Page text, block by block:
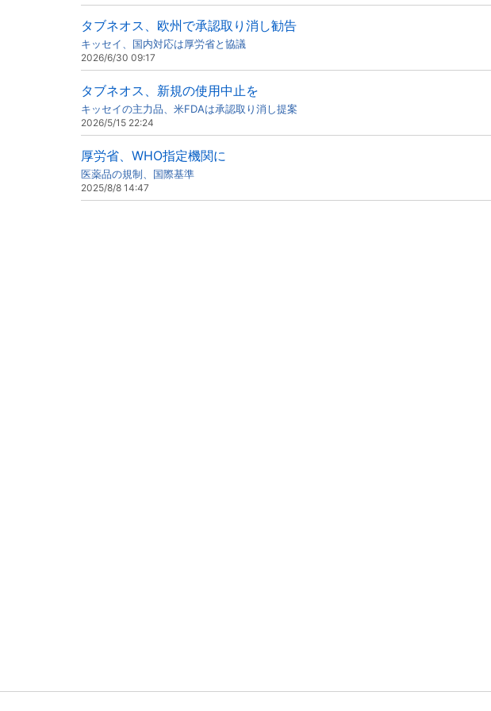
タブネオス、欧州で承認取り消し勧告
キッセイ、国内対応は厚労省と協議
2026/6/30 09:17
タブネオス、新規の使用中止を
キッセイの主力品、米FDAは承認取り消し提案
2026/5/15 22:24
厚労省、WHO指定機関に
医薬品の規制、国際基準
2025/8/8 14:47